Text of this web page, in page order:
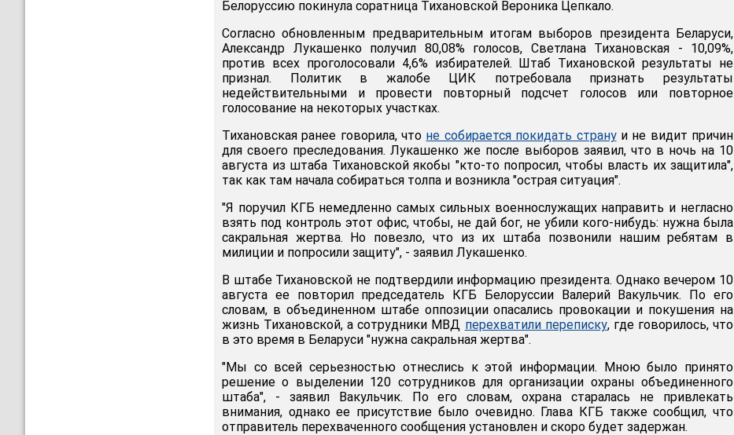
Белоруссию покинула соратница Тихановской Вероника Цепкало.
Согласно обновленным предварительным итогам выборов президента Беларуси,
Александр Лукашенко получил 80,08% голосов, Светлана Тихановская - 10,09%,
против всех проголосовали 4,6% избирателей. Штаб Тихановской результаты не
признал. Политик в жалобе ЦИК потребовала признать результаты
недействительными и провести повторный подсчет голосов или повторное
голосование на некоторых участках.
Тихановская ранее говорила, что не собирается покидать странуи не видит причин
для своего преследования. Лукашенко же после выборов заявил, что в ночь на 10
августа из штаба Тихановской якобы "кто-то попросил, чтобы власть их защитила",
так как там начала собираться толпа и возникла "острая ситуация".
"Я поручил КГБ немедленно самых сильных военнослужащих направить и негласно
взять под контроль этот офис, чтобы, не дай бог, не убили кого-нибудь: нужна была
сакральная жертва. Но повезло, что из их штаба позвонили нашим ребятам в
милиции и попросили защиту", - заявил Лукашенко.
В штабе Тихановской не подтвердили информацию президента. Однако вечером 10
августа ее повторил председатель КГБ Белоруссии Валерий Вакульчик. По его
словам, в объединенном штабе оппозиции опасались провокации и покушения на
жизнь Тихановской, а сотрудники МВД перехватили переписку, где говорилось, что
в это время в Беларуси "нужна сакральная жертва".
"Мы со всей серьезностью отнеслись к этой информации. Мною было принято
решение о выделении 120 сотрудников для организации охраны объединенного
штаба", - заявил Вакульчик. По его словам, охрана старалась не привлекать
внимания, однако ее присутствие было очевидно. Глава КГБ также сообщил, что
отправитель перехваченного сообщения установлен и скоро будет задержан.